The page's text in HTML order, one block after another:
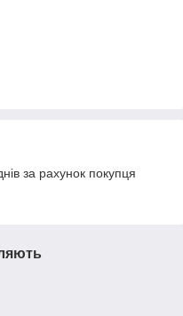
за рахунок покупця